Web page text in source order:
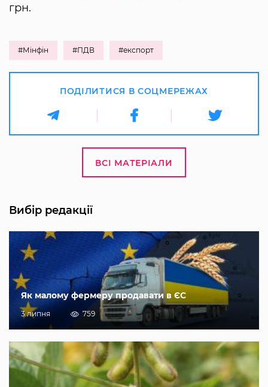
грн.
#Мінфін #ПДВ #експорт
ПОДІЛИТИСЯ В СОЦМЕРЕЖАХ
ВСІ МАТЕРІАЛИ
Вибір редакції
Як малому фермеру продавати в ЄС
3 липня 759